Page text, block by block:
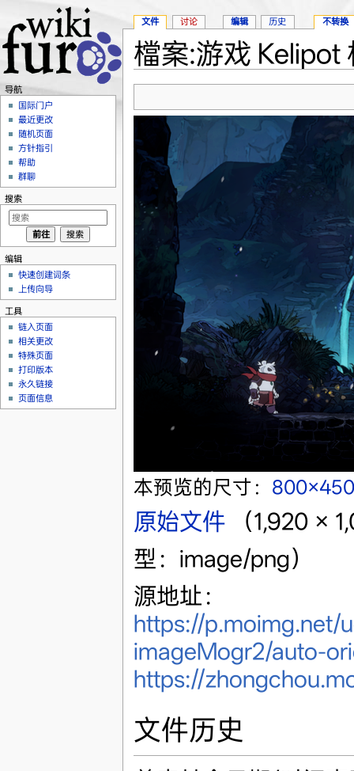
檔案:游戏 Kelipot
本预览的尺寸：
原始文件‎
（1,920 ×
型：image/png）
源地址：
https://p.moimg.net/
imageMogr2/auto-
https://
文件历史
文件 讨论 编辑 历史 不转换
导航
国际门户
最近更改
随机页面
方针指引
帮助
群聊
搜索
编辑
快速创建词条
上传向导
工具
链入页面
相关更改
特殊页面
打印版本
永久链接
页面信息